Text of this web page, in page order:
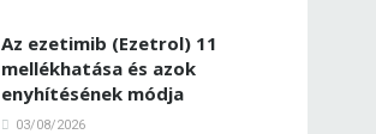
Az ezetimib (Ezetrol) 11
mellékhatása és azok
enyhítésének módja
03/08/2026